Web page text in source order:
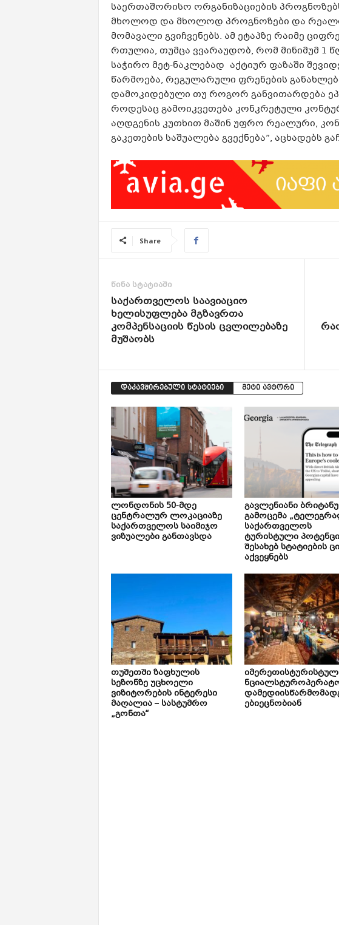
საერთაშორისო ორგანიზაციების
მხოლოდ და მხოლოდ პროგნოზები და
მომავალი გვიჩვენებს. ამ ეტაპზე რაიმე
რთულია, თუმცა ვვარაუდობ, რომ მინიმუმ 1
საჭირო მეტ-ნაკლებად აქტიურ ფაზაში
წარმოება, რეგულარული ფრენების
დამოკიდებული თუ როგორ განვითარდება
როდესაც გამოიკვეთება კონკრეტული
აღდგენის კუთხით მაშინ უფრო რეალური,
გაკეთების საშუალება გვექნება”, აცხადებს
Share
წინა სტატიაში
საქართველოს საავიაციო
ხელისუფლება მგზავრთა
კომპენსაციის წესის ცვლილებაზე
მუშაობს
დაკავშირებული სტატიები მეტი ავტორი
ლონდონის 50-მდე
ცენტრალურ ლოკაციაზე
საქართველოს საიმიჯო
ვიზუალები განთავსდა
გავლენიანი
გამოცემა
საქართველოს
ტურისტული
შესახებ სტატიების
აქვეყნებს
თუშეთში ზაფხულის
სეზონზე უცხოელი
ვიზიტორების ინტერესი
მაღალია – სასტუმრო
„გონთა“
ებიეცნობიან